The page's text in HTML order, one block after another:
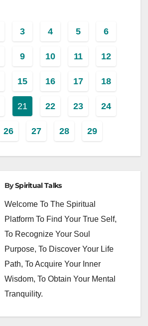
3 4 5 6
9 10 11 12
15 16 17 18
21 22 23 24
26 27 28 29
BySpiritual Talks
Welcome To The Spiritual
Platform To Find Your True Self,
To Recognize Your Soul
Purpose, To Discover Your Life
Path, To Acquire Your Inner
Wisdom, To Obtain Your Mental
Tranquility.